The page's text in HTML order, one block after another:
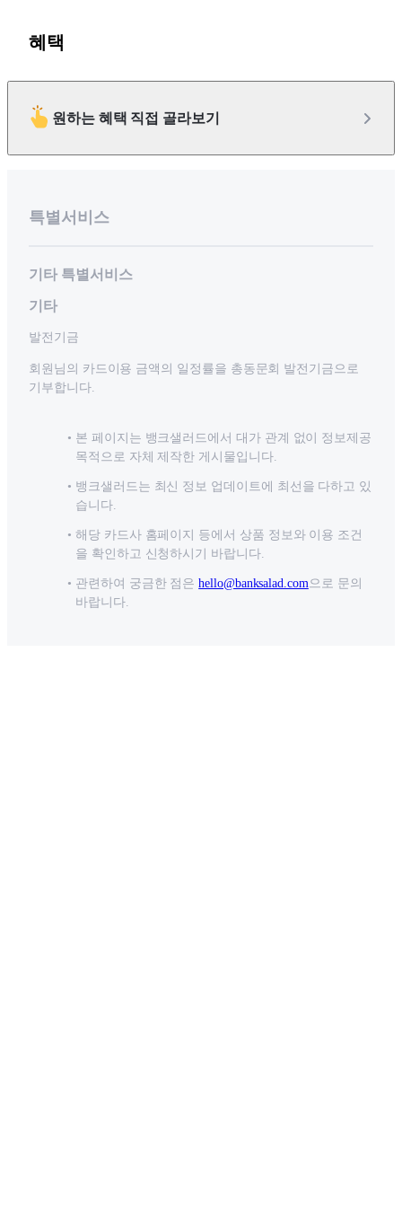
혜택
원하는 혜택 직접 골라보기
특별서비스
기타 특별서비스
기타
발전기금
회원님의 카드이용 금액의 일정률을 총동문회 발전기금으로
기부합니다.
본 페이지는 뱅크샐러드에서 대가 관계 없이 정보제공
목적으로 자체 제작한 게시물입니다.
뱅크샐러드는 최신 정보 업데이트에 최선을 다하고 있
습니다.
해당 카드사 홈페이지 등에서 상품 정보와 이용 조건
을 확인하고 신청하시기 바랍니다.
관련하여 궁금한 점은 hello@banksalad.com으로 문의
바랍니다.